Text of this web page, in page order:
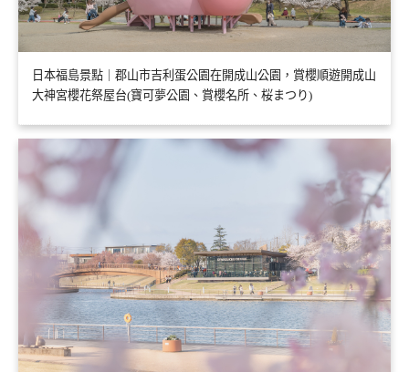
日本福島景點｜郡山市吉利蛋公園在開成山公園，賞櫻順遊開成山
大神宮櫻花祭屋台(寶可夢公園、賞櫻名所、桜まつり)